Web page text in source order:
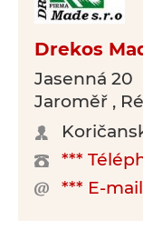
Drekos
Jasenná 20
Jaroměř ,
***
*** E-